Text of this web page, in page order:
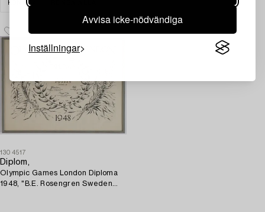
Avvisa icke-nödvändiga
Inställningar
KONST
1304517
Diplom,
Olympic Games London Diploma
1948, "B.E. Rosengren Sweden